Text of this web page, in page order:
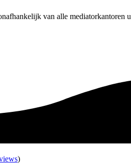
van alle mediatorkantoren
)